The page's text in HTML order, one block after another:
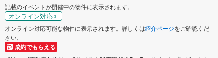
記載のイベントが開催中の物件に表示されます。
オンライン対応可
オンライン対応可能な物件に表示されます。詳しくは紹介ページをご確認くだ
さい。
成約でもらえる